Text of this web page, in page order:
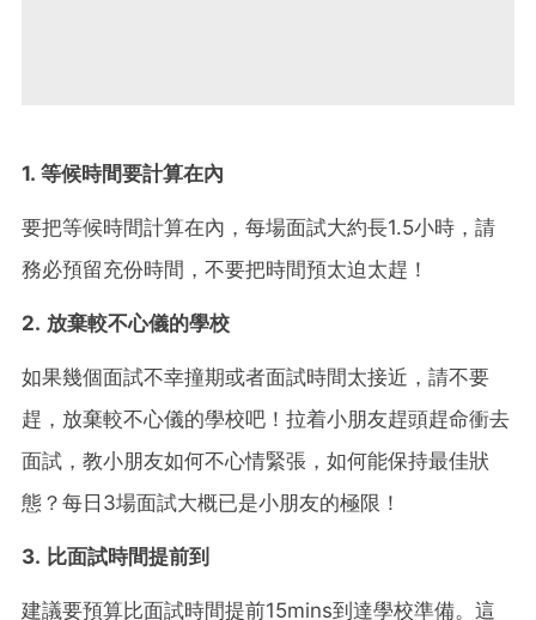
1. 等候時間要計算在內
要把等候時間計算在內，每場面試大約長1.5小時，請
務必預留充份時間，不要把時間預太迫太趕！
2. 放棄較不心儀的學校
如果幾個面試不幸撞期或者面試時間太接近，請不要
趕，放棄較不心儀的學校吧！拉着小朋友趕頭趕命衝去
面試，教小朋友如何不心情緊張，如何能保持最佳狀
態？每日3場面試大概已是小朋友的極限！
3. 比面試時間提前到
建議要預算比面試時間提前15mins到達學校準備。這